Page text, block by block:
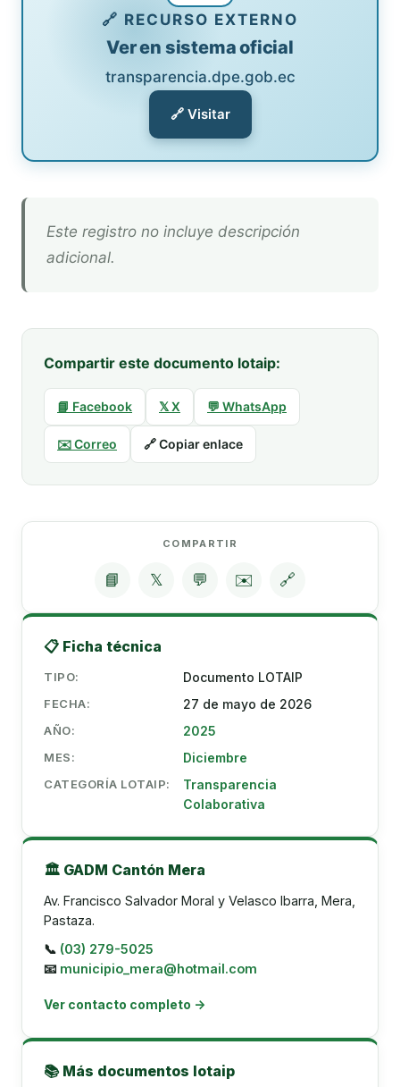
🔗 RECURSO EXTERNO
Ver en sistema oficial
transparencia.dpe.gob.ec
🔗 Visitar
Este registro no incluye descripción
adicional.
Compartir este documento lotaip:
📘 Facebook 𝕏 X 💬 WhatsApp
✉️ Correo 🔗 Copiar enlace
COMPARTIR
📘 𝕏 💬 ✉️ 🔗
📋 Ficha técnica
TIPO: Documento LOTAIP
FECHA: 27 de mayo de 2026
AÑO: 2025
MES: Diciembre
CATEGORÍA LOTAIP:
Transparencia
Colaborativa
🏛️ GADM Cantón Mera
Av. Francisco Salvador Moral y Velasco Ibarra, Mera,
Pastaza.
📞 (03) 279-5025
📧 municipio_mera@hotmail.com
Ver contacto completo →
📚 Más documentos lotaip